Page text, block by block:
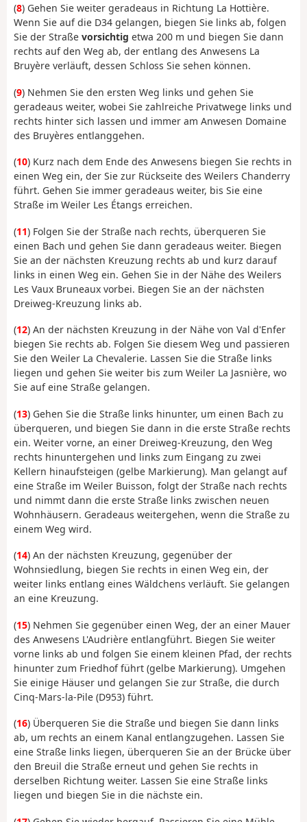
(8) Gehen Sie weiter geradeaus in Richtung La Hottière.
Wenn Sie auf die D34 gelangen, biegen Sie links ab, folgen
Sie der Straße vorsichtig etwa 200 m und biegen Sie dann
rechts auf den Weg ab, der entlang des Anwesens La
Bruyère verläuft, dessen Schloss Sie sehen können.
(9) Nehmen Sie den ersten Weg links und gehen Sie
geradeaus weiter, wobei Sie zahlreiche Privatwege links und
rechts hinter sich lassen und immer am Anwesen Domaine
des Bruyères entlanggehen.
(10) Kurz nach dem Ende des Anwesens biegen Sie rechts in
einen Weg ein, der Sie zur Rückseite des Weilers Chanderry
führt. Gehen Sie immer geradeaus weiter, bis Sie eine
Straße im Weiler Les Étangs erreichen.
(11) Folgen Sie der Straße nach rechts, überqueren Sie
einen Bach und gehen Sie dann geradeaus weiter. Biegen
Sie an der nächsten Kreuzung rechts ab und kurz darauf
links in einen Weg ein. Gehen Sie in der Nähe des Weilers
Les Vaux Bruneaux vorbei. Biegen Sie an der nächsten
Dreiweg-Kreuzung links ab.
(12) An der nächsten Kreuzung in der Nähe von Val d'Enfer
biegen Sie rechts ab. Folgen Sie diesem Weg und passieren
Sie den Weiler La Chevalerie. Lassen Sie die Straße links
liegen und gehen Sie weiter bis zum Weiler La Jasnière, wo
Sie auf eine Straße gelangen.
(13) Gehen Sie die Straße links hinunter, um einen Bach zu
überqueren, und biegen Sie dann in die erste Straße rechts
ein. Weiter vorne, an einer Dreiweg-Kreuzung, den Weg
rechts hinuntergehen und links zum Eingang zu zwei
Kellern hinaufsteigen (gelbe Markierung). Man gelangt auf
eine Straße im Weiler Buisson, folgt der Straße nach rechts
und nimmt dann die erste Straße links zwischen neuen
Wohnhäusern. Geradeaus weitergehen, wenn die Straße zu
einem Weg wird.
(14) An der nächsten Kreuzung, gegenüber der
Wohnsiedlung, biegen Sie rechts in einen Weg ein, der
weiter links entlang eines Wäldchens verläuft. Sie gelangen
an eine Kreuzung.
(15) Nehmen Sie gegenüber einen Weg, der an einer Mauer
des Anwesens L'Audrière entlangführt. Biegen Sie weiter
vorne links ab und folgen Sie einem kleinen Pfad, der rechts
hinunter zum Friedhof führt (gelbe Markierung). Umgehen
Sie einige Häuser und gelangen Sie zur Straße, die durch
Cinq-Mars-la-Pile (D953) führt.
(16) Überqueren Sie die Straße und biegen Sie dann links
ab, um rechts an einem Kanal entlangzugehen. Lassen Sie
eine Straße links liegen, überqueren Sie an der Brücke über
den Breuil die Straße erneut und gehen Sie rechts in
derselben Richtung weiter. Lassen Sie eine Straße links
liegen und biegen Sie in die nächste ein.